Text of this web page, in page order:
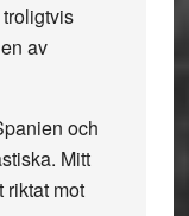
av
och
Mitt
riktat mot